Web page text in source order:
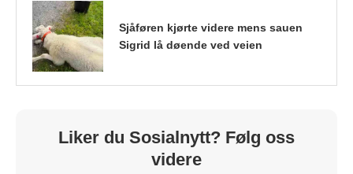
Sjåføren kjørte videre mens sauen
Sigrid lå døende ved veien
Liker du Sosialnytt? Følg oss
videre